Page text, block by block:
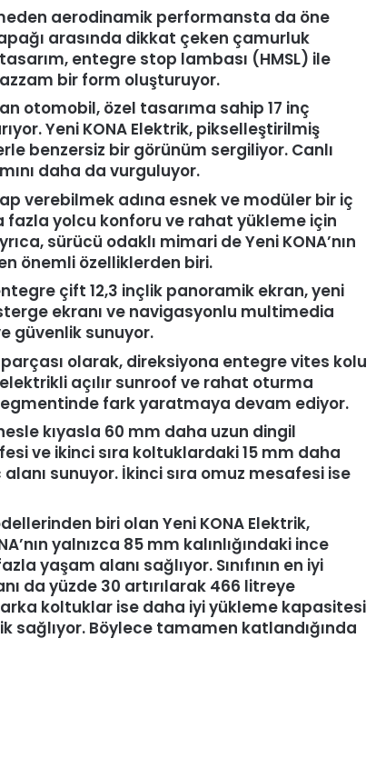
aerodinamik performansta da öne
arasında dikkat çeken çamurluk
entegre stop lambası (HMSL) ile
bir form oluşturuyor.
otomobil, özel tasarıma sahip 17 inç
Yeni KONA Elektrik, pikselleştirilmiş
benzersiz bir görünüm sergiliyor. Canlı
daha da vurguluyor.
verebilmek adına esnek ve modüler bir iç
fazla yolcu konforu ve rahat yükleme için
sürücü odaklı mimari de Yeni KONA’nın
önemli özelliklerden biri.
çift 12,3 inçlik panoramik ekran, yeni
ekranı ve navigasyonlu multimedia
güvenlik sunuyor.
olarak, direksiyona entegre vites kolu
açılır sunroof ve rahat oturma
fark yaratmaya devam ediyor.
kıyasla 60 mm daha uzun dingil
ve ikinci sıra koltuklardaki 15 mm daha
sunuyor. İkinci sıra omuz mesafesi ise
biri olan Yeni KONA Elektrik,
yalnızca 85 mm kalınlığındaki ince
yaşam alanı sağlıyor. Sınıfının en iyi
da yüzde 30 artırılarak 466 litreye
arka koltuklar ise daha iyi yükleme kapasitesi
sağlıyor. Böylece tamamen katlandığında